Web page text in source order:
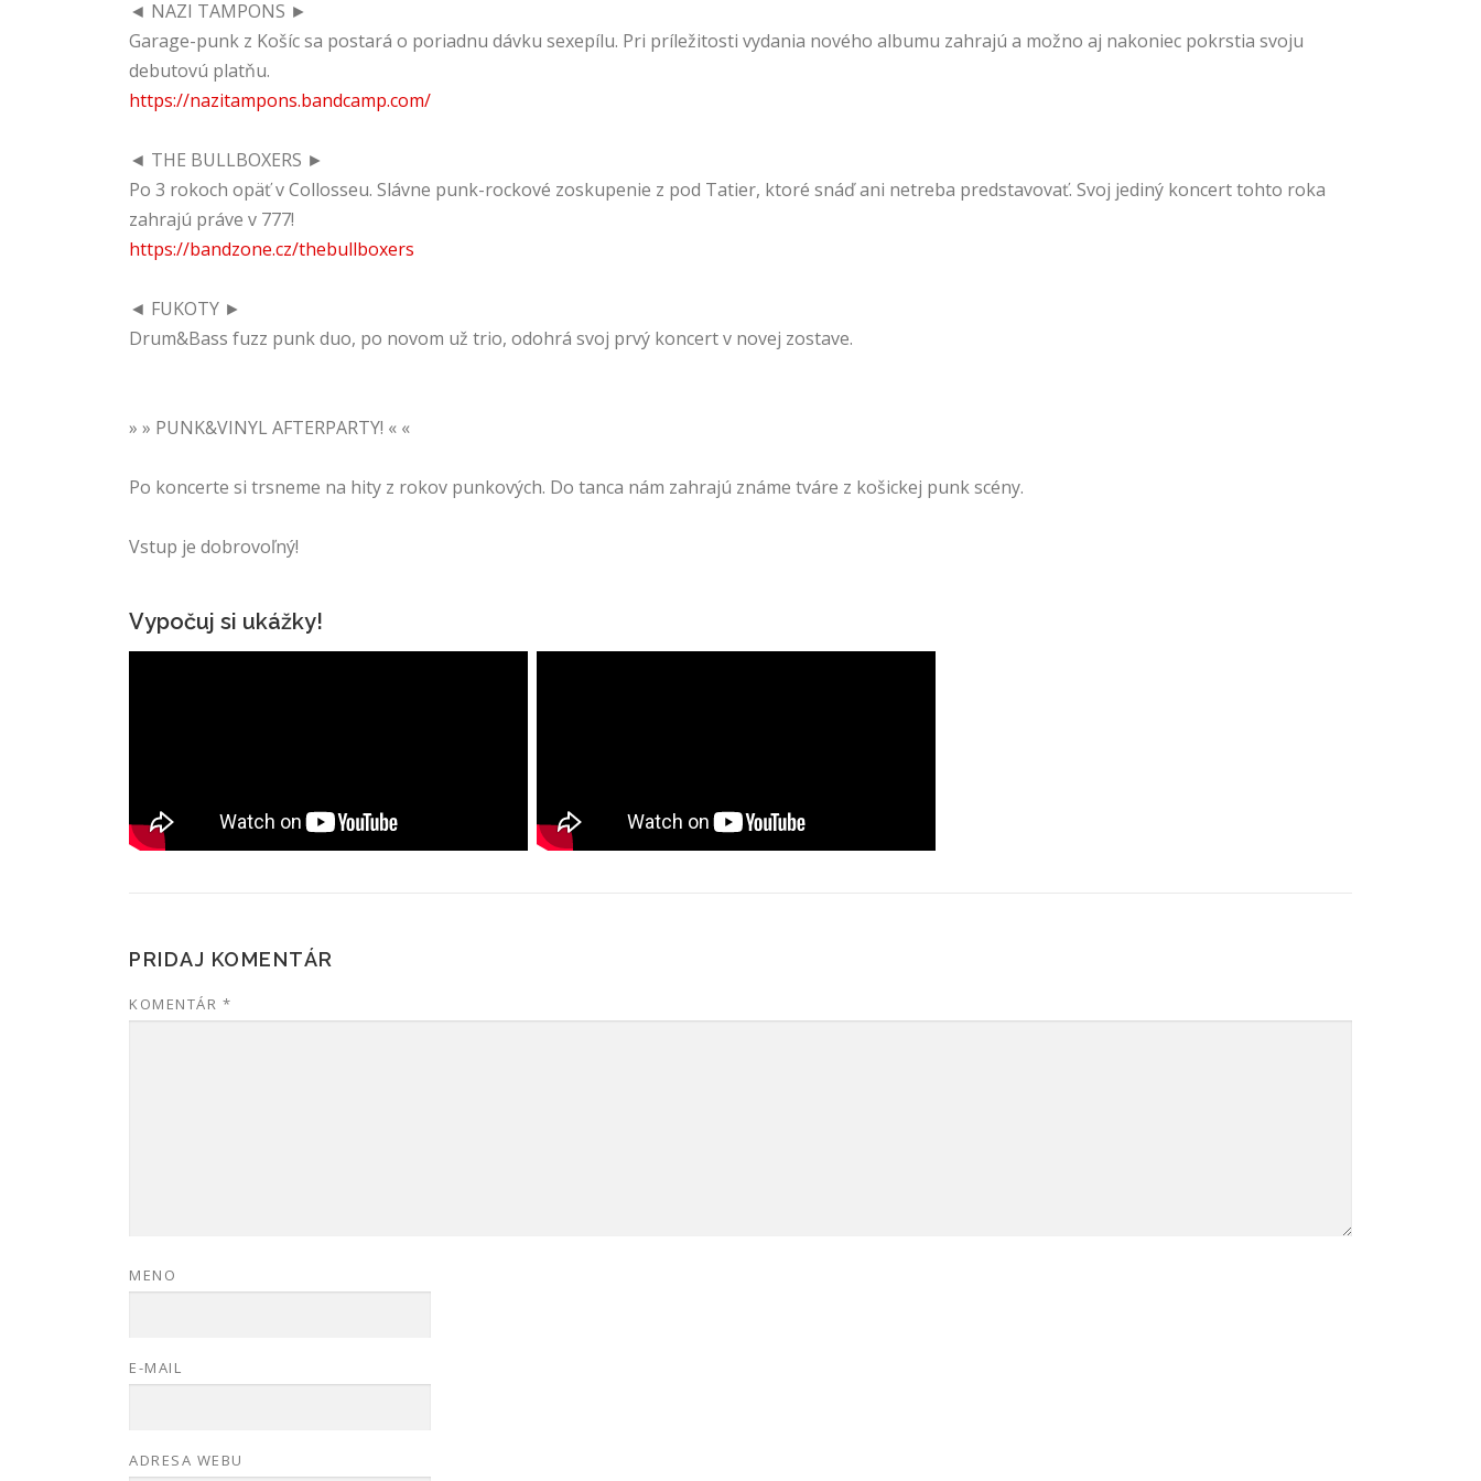
◄ NAZI TAMPONS ►
Garage-punk z Košíc sa postará o poriadnu dávku sexepílu. Pri príležitosti vydania nového albumu zahrajú a možno aj nakoniec pokrstia svoju
debutovú platňu.
https://nazitampons.bandcamp.com/
◄ THE BULLBOXERS ►
Po 3 rokoch opäť v Collosseu. Slávne punk-rockové zoskupenie z pod Tatier, ktoré snáď ani netreba predstavovať. Svoj jediný koncert tohto roka
zahrajú práve v 777!
https://bandzone.cz/thebullboxers
◄ FUKOTY ►
Drum&Bass fuzz punk duo, po novom už trio, odohrá svoj prvý koncert v novej zostave.
» » PUNK&VINYL AFTERPARTY! « «
Po koncerte si trsneme na hity z rokov punkových. Do tanca nám zahrajú známe tváre z košickej punk scény.
Vstup je dobrovoľný!
Vypočuj si ukážky!
PRIDAJ KOMENTÁR
KOMENTÁR *
MENO
E-MAIL
ADRESA WEBU